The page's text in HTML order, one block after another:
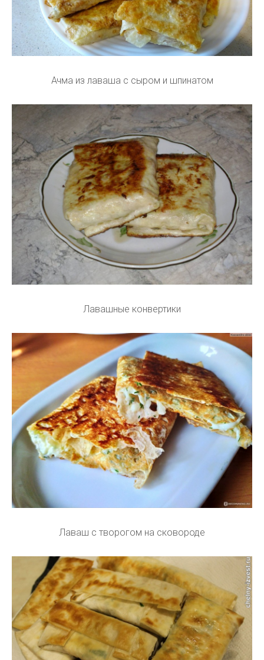
Ачма из лаваша с сыром и шпинатом
Лавашные конвертики
Лаваш с творогом на сковороде